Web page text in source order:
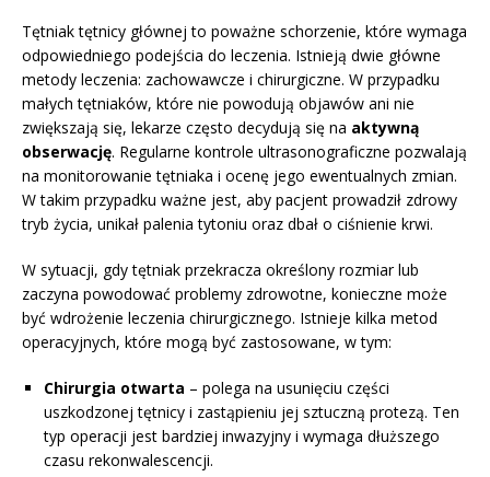
Tętniak tętnicy głównej to poważne schorzenie, które wymaga
odpowiedniego podejścia do leczenia. Istnieją dwie główne
metody leczenia: zachowawcze i chirurgiczne. W przypadku
małych tętniaków, które nie powodują objawów ani nie
zwiększają się, lekarze często decydują się na aktywną
obserwację. Regularne kontrole ultrasonograficzne pozwalają
na monitorowanie tętniaka i ocenę jego ewentualnych zmian.
W takim przypadku ważne jest, aby pacjent prowadził zdrowy
tryb życia, unikał palenia tytoniu oraz dbał o ciśnienie krwi.
W sytuacji, gdy tętniak przekracza określony rozmiar lub
zaczyna powodować problemy zdrowotne, konieczne może
być wdrożenie leczenia chirurgicznego. Istnieje kilka metod
operacyjnych, które mogą być zastosowane, w tym:
Chirurgia otwarta – polega na usunięciu części
uszkodzonej tętnicy i zastąpieniu jej sztuczną protezą. Ten
typ operacji jest bardziej inwazyjny i wymaga dłuższego
czasu rekonwalescencji.